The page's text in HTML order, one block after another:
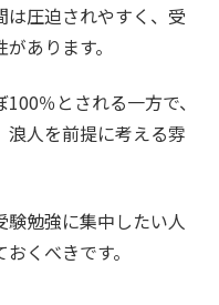
圧迫されやすく、受
あります。
％とされる一方で、
浪人を前提に考える雰
勉強に集中したい人
くべきです。